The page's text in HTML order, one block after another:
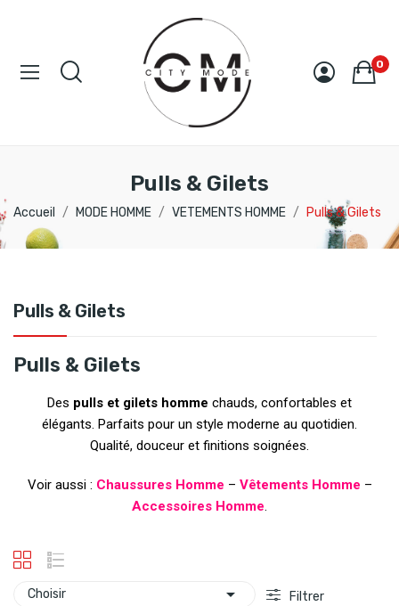
0
Pulls & Gilets
Accueil MODE HOMME VETEMENTS HOMME Pulls & Gilets
Pulls & Gilets
Pulls & Gilets
Des pulls et gilets homme chauds, confortables et
élégants. Parfaits pour un style moderne au quotidien.
Qualité, douceur et finitions soignées.
Voir aussi : Chaussures Homme – Vêtements Homme –
Accessoires Homme
Choisir  Filtrer